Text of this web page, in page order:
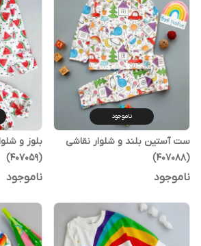
ناموجود
ست آستین بلند و شلوار نقاشی
(407088)
ناموجود
بلوز و
(407059)
ناموجود